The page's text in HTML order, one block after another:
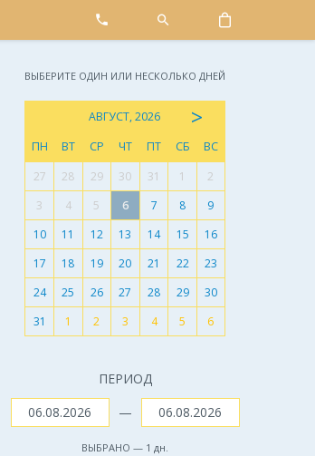
ВЫБЕРИТЕ ОДИН ИЛИ НЕСКОЛЬКО ДНЕЙ
АВГУСТ, 2026 >
ПН ВТ СР ЧТ ПТ СБ
ВС
27
28 29 30 31 1
2
3
4 5 6 7 8
9
10
11 12 13 14 15
16
17
18 19 20 21 22
23
24
25 26 27 28 29
30
31
1 2 3 4 5 6
ПЕРИОД
—
ВЫБРАНО — 1 дн.